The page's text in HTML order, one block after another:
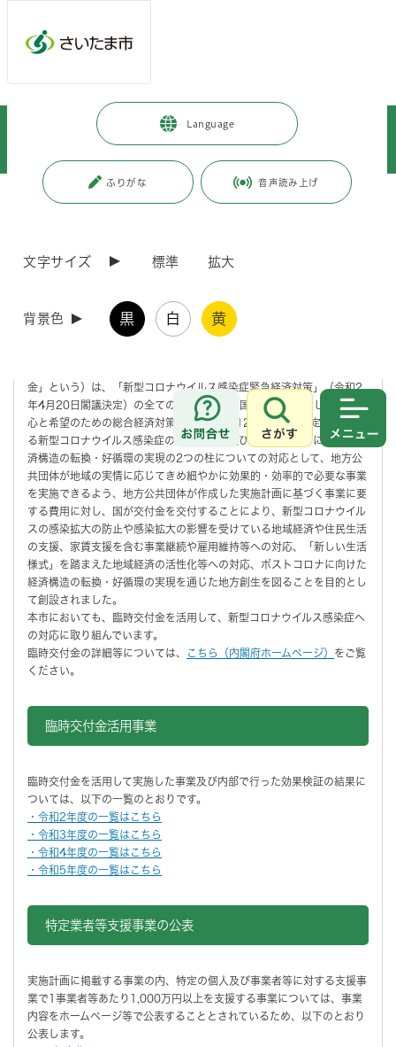
Language
ふりがな 音声読み上げ
文字サイズ 標準 拡大
背景色 黒 白 黄
お問合せ
さがす
市政情報 政策・財政 >
>
更新日付：2025年4月3日 / ページ番号：C081696
について
新型コロナウイルス感染症対応地方創生臨時交付金とは
金」という）は、「新型コロナウイルス感染症緊急経済対策」（令和2
年4月20日閣議決定）の全ての事項並びに「国民の命と暮らしを守る安
心と希望のための総合経済対策」（令和2年12月8日閣議決定）に掲げ
る新型コロナウイルス感染症の拡大防止策及びポストコロナに向けた経
済構造の転換・好循環の実現の2つの柱についての対応として、地方公
共団体が地域の実情に応じてきめ細やかに効果的・効率的で必要な事業
を実施できるよう、地方公共団体が作成した実施計画に基づく事業に要
する費用に対し、国が交付金を交付することにより、新型コロナウイル
スの感染拡大の防止や感染拡大の影響を受けている地域経済や住民生活
の支援、家賃支援を含む事業継続や雇用維持等への対応、「新しい生活
様式」を踏まえた地域経済の活性化等への対応、ポストコロナに向けた
経済構造の転換・好循環の実現を通じた地方創生を図ることを目的とし
て創設されました。
本市においても、臨時交付金を活用して、新型コロナウイルス感染症へ
の対応に取り組んでいます。
臨時交付金の詳細等については、
こちら（内閣府ホームページ） をご覧
ください。
臨時交付金活用事業
臨時交付金を活用して実施した事業及び内部で行った効果検証の結果に
ついては、以下の一覧のとおりです。
・令和2年度の一覧はこちら
・令和3年度の一覧はこちら
・令和4年度の一覧はこちら
・令和5年度の一覧はこちら
特定業者等支援事業の公表
実施計画に掲載する事業の内、特定の個人及び事業者等に対する支援事
業で1事業者等あたり1,000万円以上を支援する事業については、事業
内容をホームページ等で公表することとされているため、以下のとおり
公表します。